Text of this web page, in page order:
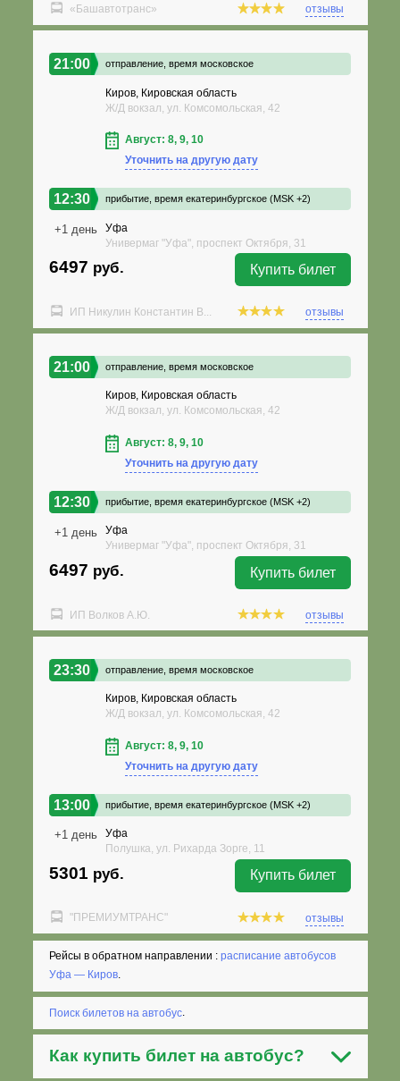
«Башавтотранс» отзывы
21:00 отправление, время московское
Киров, Кировская область
Ж/Д вокзал, ул. Комсомольская, 42
Август: 8, 9, 10
Уточнить на другую дату
12:30 прибытие, время екатеринбургское (MSK +2)
+1 день
Уфа
Универмаг "Уфа", проспект Октября, 31
6497 руб. Купить билет
ИП Никулин Константин В... отзывы
21:00 отправление, время московское
Киров, Кировская область
Ж/Д вокзал, ул. Комсомольская, 42
Август: 8, 9, 10
Уточнить на другую дату
12:30 прибытие, время екатеринбургское (MSK +2)
+1 день
Уфа
Универмаг "Уфа", проспект Октября, 31
6497 руб. Купить билет
ИП Волков А.Ю. отзывы
23:30 отправление, время московское
Киров, Кировская область
Ж/Д вокзал, ул. Комсомольская, 42
Август: 8, 9, 10
Уточнить на другую дату
13:00 прибытие, время екатеринбургское (MSK +2)
+1 день
Уфа
Полушка, ул. Рихарда Зорге, 11
5301 руб. Купить билет
"ПРЕМИУМТРАНС" отзывы
Рейсы в обратном направлении :расписание автобусов
Уфа — Киров.
Поиск билетов на автобус.
Как купить билет на автобус?